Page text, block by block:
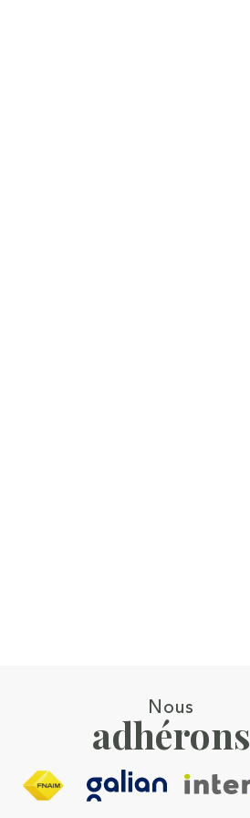
Nous
adhérons